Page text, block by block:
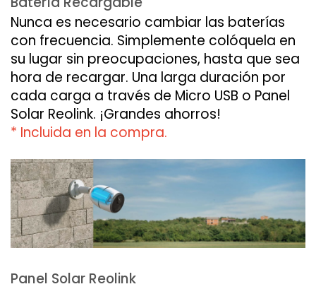
Nunca es necesario cambiar las baterías
con frecuencia. Simplemente colóquela en
su lugar sin preocupaciones, hasta que sea
hora de recargar. Una larga duración por
cada carga a través de Micro USB o Panel
Solar Reolink. ¡Grandes ahorros!
* Incluida en la compra.
Panel Solar Reolink